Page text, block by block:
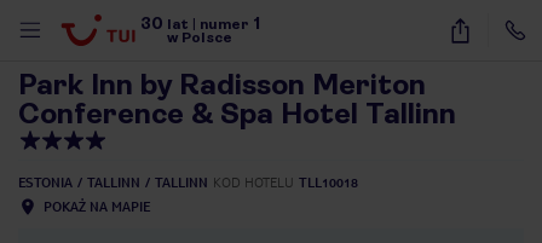
30 lat numer 1
w Polsce
40
Park Inn by Radisson Meriton
Conference & Spa Hotel Tallinn
ESTONIA TALLINN TALLINN KOD HOTELU TLL10018
POKAŻ NA MAPIE